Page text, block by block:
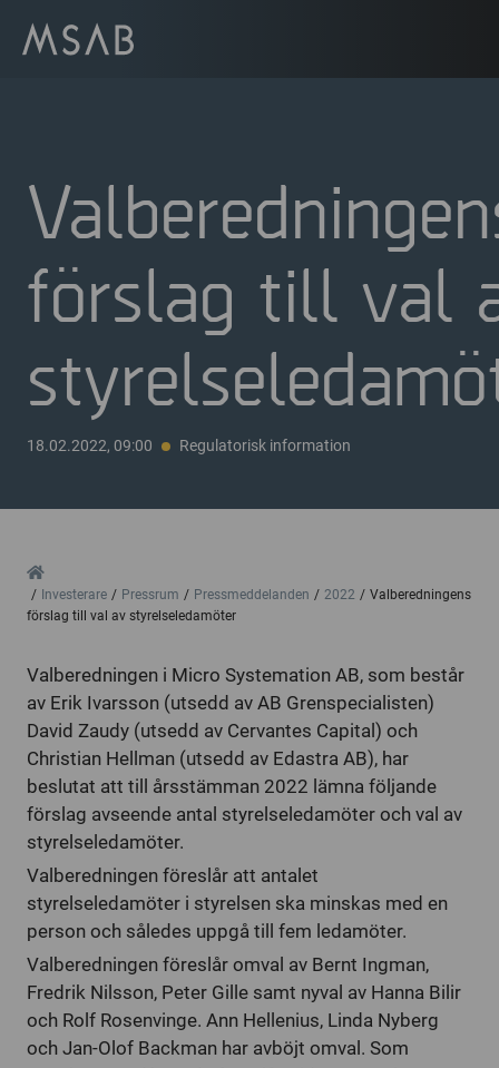
förslag till val
18.02.2022, 09:00 Regulatorisk information
Investerare
Pressrum Pressmeddelanden 2022
Valberedningens
förslag till val av styrelseledamöter
Valberedningen i Micro Systemation AB, som består
av Erik Ivarsson (utsedd av AB Grenspecialisten)
David Zaudy (utsedd av Cervantes Capital) och
Christian Hellman (utsedd av Edastra AB), har
beslutat att till årsstämman 2022 lämna följande
förslag avseende antal styrelseledamöter och val av
styrelseledamöter.
Valberedningen föreslår att antalet
styrelseledamöter i styrelsen ska minskas med en
person och således uppgå till fem ledamöter.
Valberedningen föreslår omval av Bernt Ingman,
Fredrik Nilsson, Peter Gille samt nyval av Hanna Bilir
och Rolf Rosenvinge. Ann Hellenius, Linda Nyberg
och Jan-Olof Backman har avböjt omval. Som